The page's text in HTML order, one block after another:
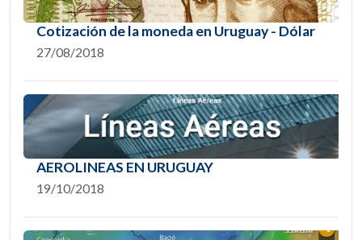
Cotización de la moneda en Uruguay - Dólar
27/08/2018
AEROLINEAS EN URUGUAY
19/10/2018